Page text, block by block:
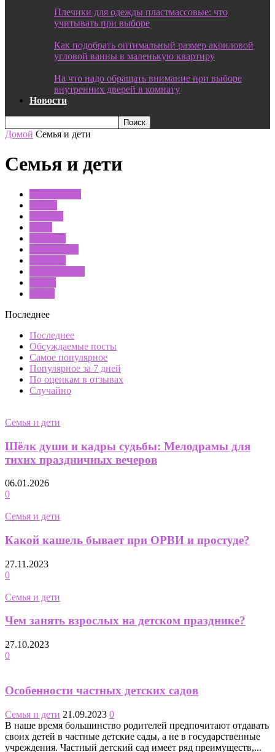
Плечики для одежды пластмассовые: что
учитывать при выборе
Как подобрать оптимальный размер акриловой
угловой ванны в маленькую квартиру
На что надо обращать внимание при выборе
внутренних дверей в комнату
Новости
Домой Семья и дети
Семья и дети
Последнее
Последнее
Обсуждаемые посты
Самое популярное
Популярное за 7 дней
По оценкам в отзывах
Случайно
Семья и дети
Шёлк души и кадры судьбы: Мелодрамы для
тихих праздничных вечеров
06.01.2026
0
Семья и дети
Какой кашель бывает при ОРВИ и простуде?
27.11.2023
0
Семья и дети
Чем занять взрослых на детском празднике?
27.10.2023
0
Особенности частных детских садов
Семья и дети 21.09.2023 0
В наше время большинство родителей предпочитают отдавать
своих детей в частные детские сады, а не в государственные
учреждения. Частный детский сад имеет ряд преимуществ,...